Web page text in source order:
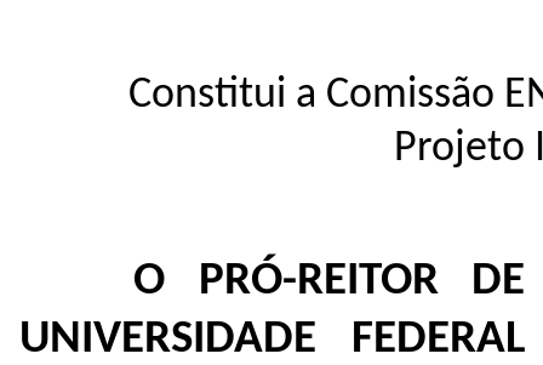
Constitui a Comissão
Projeto
O PRÓ-REITOR
UNIVERSIDADE